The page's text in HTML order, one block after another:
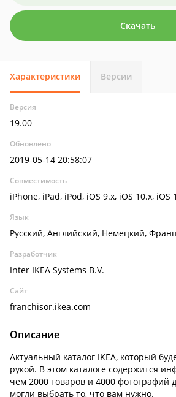
Скачать
Характеристики Версии
Версия
19.00
Обновлено
2019-05-14 20:58:07
Совместимость
iPhone, iPad, iPod, iOS 9.x, iOS 10.x, iOS
Язык
Русский, Английский, Немецкий,
Разработчик
Inter IKEA Systems B.V.
Сайт
franchisor.ikea.com
Описание
Актуальный каталог IKEA, который
рукой. В этом каталоге содержится
чем 2000 товаров и 4000 фотографий
могли выбрать то, что вам нужно.